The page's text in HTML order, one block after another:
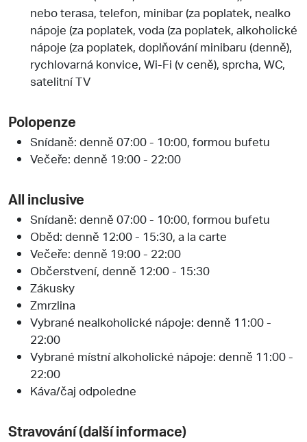
nebo terasa, telefon, minibar (za poplatek, nealko
nápoje (za poplatek, voda (za poplatek, alkoholické
nápoje (za poplatek, doplňování minibaru (denně),
rychlovarná konvice, Wi-Fi (v ceně), sprcha, WC,
satelitní TV
Polopenze
Snídaně: denně 07:00 - 10:00, formou bufetu
Večeře: denně 19:00 - 22:00
All inclusive
Snídaně: denně 07:00 - 10:00, formou bufetu
Oběd: denně 12:00 - 15:30, a la carte
Večeře: denně 19:00 - 22:00
Občerstvení, denně 12:00 - 15:30
Zákusky
Zmrzlina
Vybrané nealkoholické nápoje: denně 11:00 -
22:00
Vybrané místní alkoholické nápoje: denně 11:00 -
22:00
Káva/čaj odpoledne
Stravování (další informace)